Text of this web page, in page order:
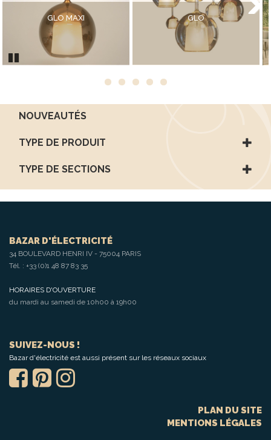
GLO MAXI
GLO
NOUVEAUTÉS
TYPE DE PRODUIT
TYPE DE SECTIONS
BAZAR D'ÉLECTRICITÉ
34 BOULEVARD HENRI IV - 75004 PARIS
Tél. : +33 (0)1 48 87 83 35
HORAIRES D'OUVERTURE
du mardi au samedi de 10h00 à 19h00
SUIVEZ-NOUS !
Bazar d'électricité est aussi présent sur les réseaux sociaux
PLAN DU SITE
MENTIONS LÉGALES